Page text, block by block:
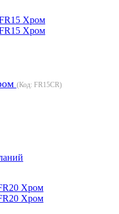
(Код: FR15CR)